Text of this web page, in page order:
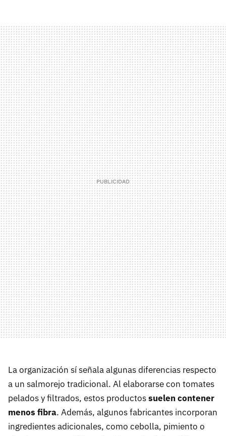
La organización sí señala algunas diferencias respecto
a un salmorejo tradicional. Al elaborarse con tomates
pelados y filtrados, estos productossuelen contener
menos fibra. Además, algunos fabricantes incorporan
ingredientes adicionales, como cebolla, pimiento o